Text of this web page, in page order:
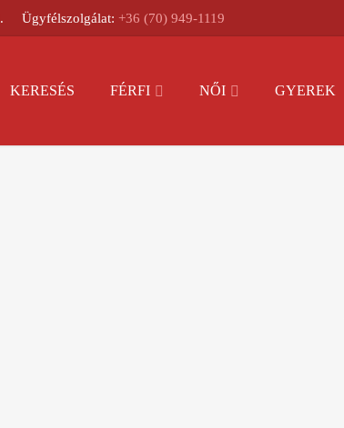
Ügyfélszolgálat: +36 (70) 949-1119
KERESÉS FÉRFI NŐI GYEREK